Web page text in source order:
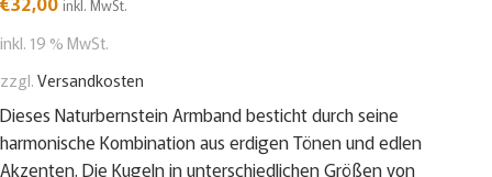
inkl. MwSt.
inkl. 19 % MwSt.
zzgl.Versandkosten
Dieses Naturbernstein Armband besticht durch seine
harmonische Kombination aus erdigen Tönen und edlen
Akzenten. Die Kugeln in unterschiedlichen Größen von